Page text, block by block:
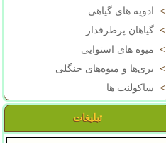
>
ادویه های گیاهی
> گیاهان پرطرفدار
> میوه های استوایی
> بری‌ها و میوه‌های جنگلی
> ساکولنت ها
تبلیغات